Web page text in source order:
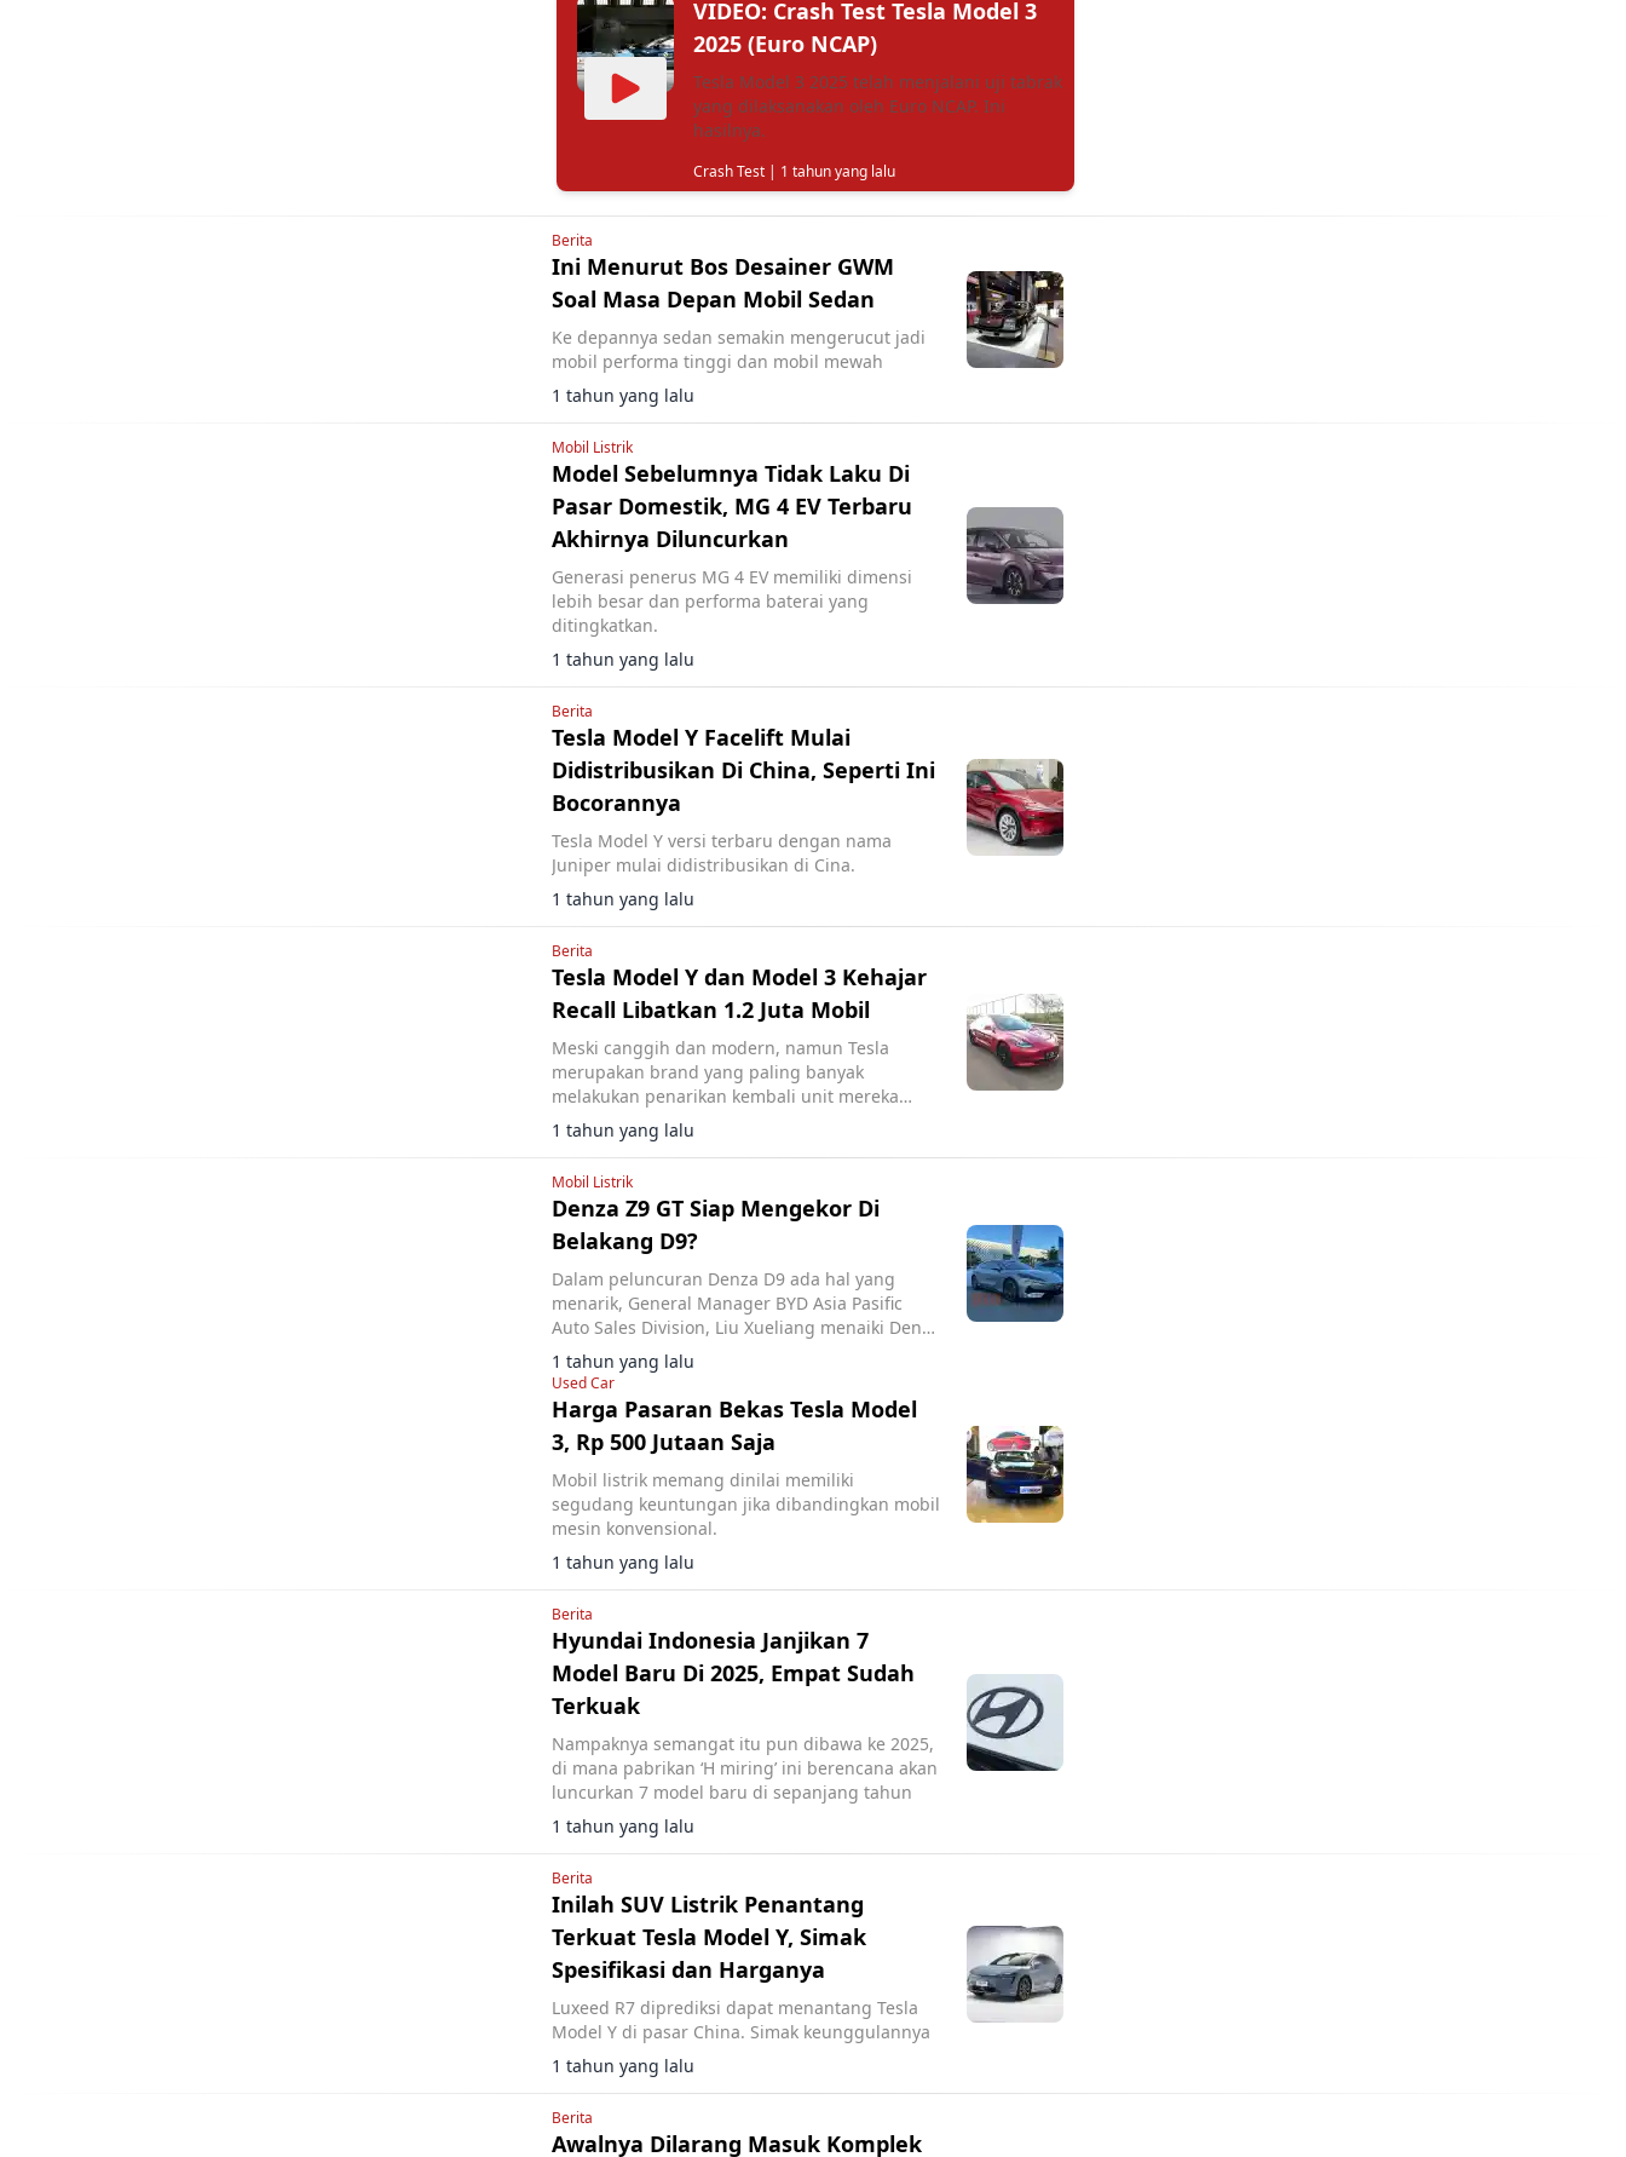
VIDEO: Crash Test Tesla Model 3
2025 (Euro NCAP)
Tesla Model 3 2025 telah menjalani uji tabrak
yang dilaksanakan oleh Euro NCAP. Ini
hasilnya.
Crash Test | 1 tahun yang lalu
Berita
Ini Menurut Bos Desainer GWM
Soal Masa Depan Mobil Sedan
Ke depannya sedan semakin mengerucut jadi
mobil performa tinggi dan mobil mewah
1 tahun yang lalu
Mobil Listrik
Model Sebelumnya Tidak Laku Di
Pasar Domestik, MG 4 EV Terbaru
Akhirnya Diluncurkan
Generasi penerus MG 4 EV memiliki dimensi
lebih besar dan performa baterai yang
ditingkatkan.
1 tahun yang lalu
Berita
Tesla Model Y Facelift Mulai
Didistribusikan Di China, Seperti Ini
Bocorannya
Tesla Model Y versi terbaru dengan nama
Juniper mulai didistribusikan di Cina.
1 tahun yang lalu
Berita
Tesla Model Y dan Model 3 Kehajar
Recall Libatkan 1.2 Juta Mobil
Meski canggih dan modern, namun Tesla
merupakan brand yang paling banyak
melakukan penarikan kembali unit mereka
untuk perbaikan.
1 tahun yang lalu
Mobil Listrik
Denza Z9 GT Siap Mengekor Di
Belakang D9?
Dalam peluncuran Denza D9 ada hal yang
menarik, General Manager BYD Asia Pasific
Auto Sales Division, Liu Xueliang menaiki Denza
Z9 GT ke atas panggung acara peluncuran.
1 tahun yang lalu
Used Car
Harga Pasaran Bekas Tesla Model
3, Rp 500 Jutaan Saja
Mobil listrik memang dinilai memiliki
segudang keuntungan jika dibandingkan mobil
mesin konvensional.
1 tahun yang lalu
Berita
Hyundai Indonesia Janjikan 7
Model Baru Di 2025, Empat Sudah
Terkuak
Nampaknya semangat itu pun dibawa ke 2025,
di mana pabrikan ‘H miring’ ini berencana akan
luncurkan 7 model baru di sepanjang tahun
1 tahun yang lalu
Berita
Inilah SUV Listrik Penantang
Terkuat Tesla Model Y, Simak
Spesifikasi dan Harganya
Luxeed R7 diprediksi dapat menantang Tesla
Model Y di pasar China. Simak keunggulannya
1 tahun yang lalu
Berita
Awalnya Dilarang Masuk Komplek